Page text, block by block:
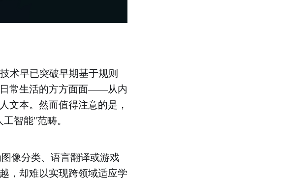
术早已突破早期基于规则
常生活的方方面面——从内
文本。然而值得注意的是，
智能"范畴。
像分类、语言翻译或游戏
，却难以实现跨领域适应学